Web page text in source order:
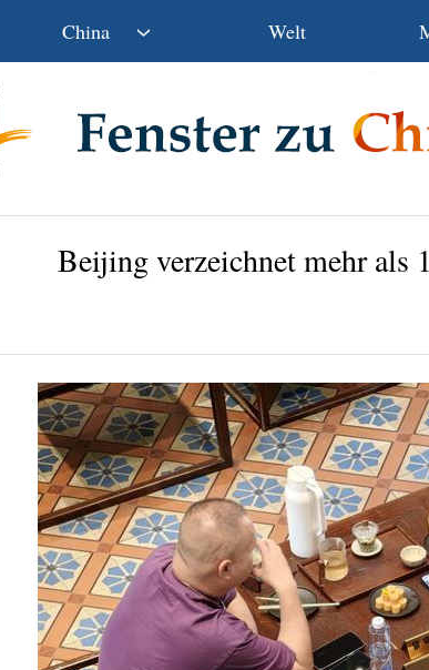
China
Wirtschaft
Kultur&Reise
Welt
Beijing verzeichnet mehr als